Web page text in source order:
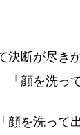
決断が尽き
「顔を洗っ
顔を洗って